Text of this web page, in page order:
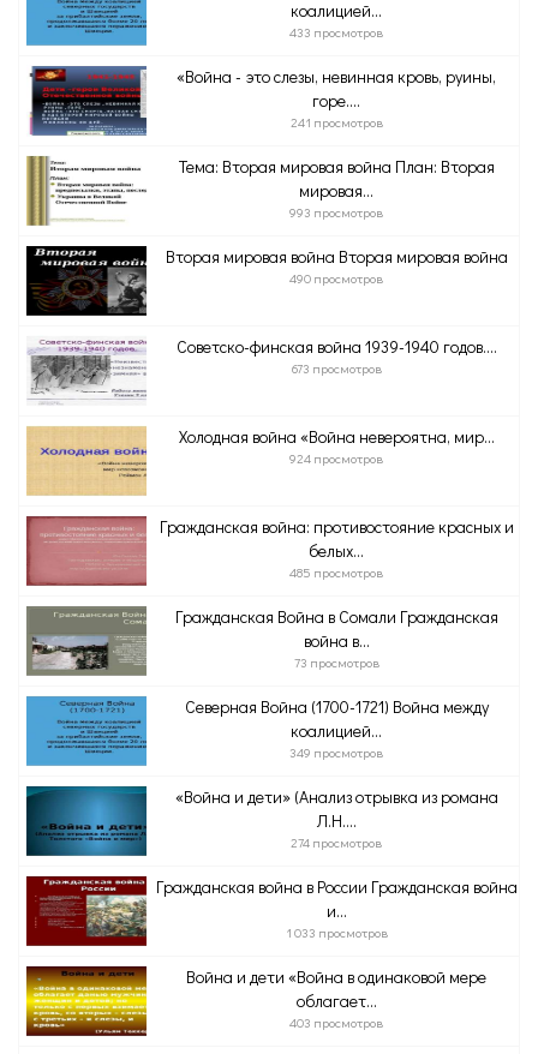
коалицией...
433 просмотров
«Война - это слезы, невинная кровь, руины,
горе....
241 просмотров
Тема: Вторая мировая война План: Вторая
мировая...
993 просмотров
Вторая мировая война Вторая мировая война
490 просмотров
Советско-финская война 1939-1940 годов....
673 просмотров
Холодная война «Война невероятна, мир...
924 просмотров
Гражданская война: противостояние красных и
белых...
485 просмотров
Гражданская Война в Сомали Гражданская
война в...
73 просмотров
Северная Война (1700-1721) Война между
коалицией...
349 просмотров
«Война и дети» (Анализ отрывка из романа
Л.Н....
274 просмотров
Гражданская война в России Гражданская война
и...
1 033 просмотров
Война и дети «Война в одинаковой мере
облагает...
403 просмотров